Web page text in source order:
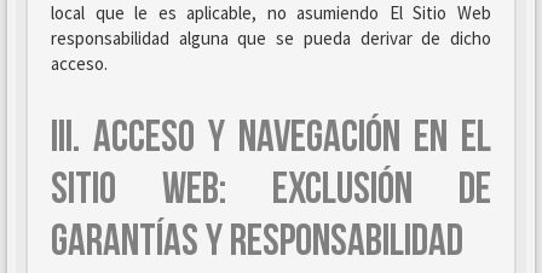
local que le es aplicable, no asumiendo El Sitio Web
responsabilidad alguna que se pueda derivar de dicho
acceso.
III. ACCESO Y NAVEGACIÓN EN EL
SITIO WEB: EXCLUSIÓN DE
GARANTÍAS Y RESPONSABILIDAD